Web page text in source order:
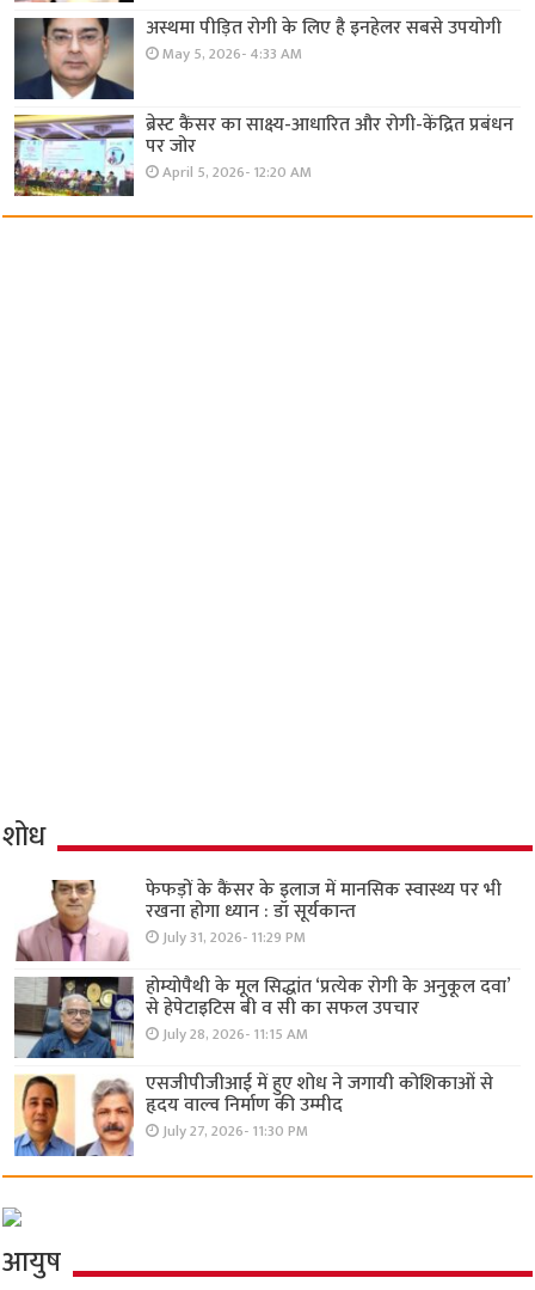
अस्थमा पीड़ित रोगी के लिए है इनहेलर सबसे उपयोगी
May 5, 2026- 4:33 AM
ब्रेस्ट कैंसर का साक्ष्य-आधारित और रोगी-केंद्रित प्रबंधन
पर जोर
April 5, 2026- 12:20 AM
शोध
फेफड़ों के कैंसर के इलाज में मानसिक स्वास्थ्य पर भी
रखना होगा ध्यान : डॉ सूर्यकान्त
July 31, 2026- 11:29 PM
होम्योपैथी के मूल सिद्धांत ‘प्रत्येक रोगी केे अनुकूल दवा’
से हेपेटाइटिस बी व सी का सफल उपचार
July 28, 2026- 11:15 AM
एसजीपीजीआई में हुए शोध ने जगायी कोशिकाओं से
हृदय वाल्व निर्माण की उम्मीद
July 27, 2026- 11:30 PM
आयुष